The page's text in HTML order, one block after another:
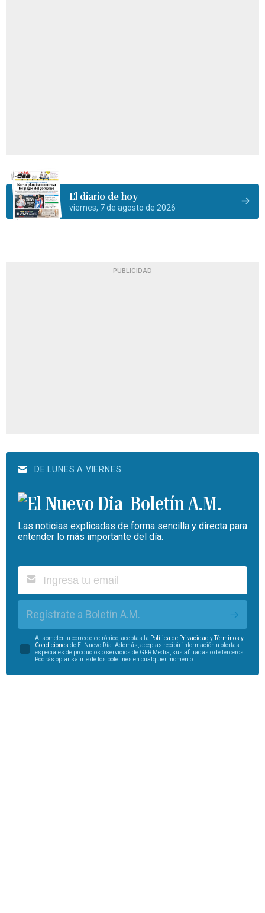
El diario de hoy
viernes, 7 de agosto de 2026
PUBLICIDAD
DE LUNES A VIERNES
Boletín A.M.
Las noticias explicadas de forma sencilla y directa para
entender lo más importante del día.
Regístrate a Boletín A.M.
Al someter tu correo electrónico, aceptas la Política de Privacidad yTérminos y
Condiciones de El Nuevo Día. Además, aceptas recibir información u ofertas
especiales de productos o servicios de GFR Media, sus afiliadas o de terceros.
Podrás optar salirte de los boletines en cualquier momento.